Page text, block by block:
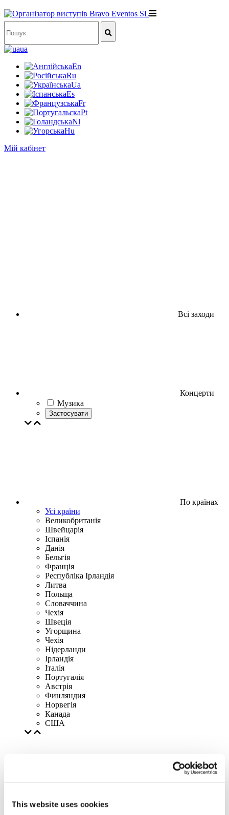
This website uses cookies
ua
En
Ru
Ua
Es
Fr
Pt
Nl
Hu
Мій кабінет
Всі заходи
Концерти
Музика
Застосувати
По країнах
Усі країни
Великобританія
Швейцарія
Іспанія
Данія
Бельгія
Франція
Республіка Ірландія
Литва
Польща
Словаччина
Чехія
Швецiя
Угорщина
Чехія
Нідерланди
Iрландія
Iталiя
Португалія
Австрія
Финляндия
Норвегія
Канада
США